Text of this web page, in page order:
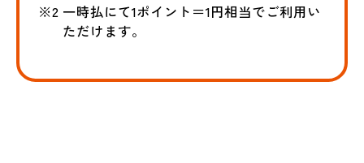
※2 一時払にて1ポイント＝1円相当でご利用い
ただけます。